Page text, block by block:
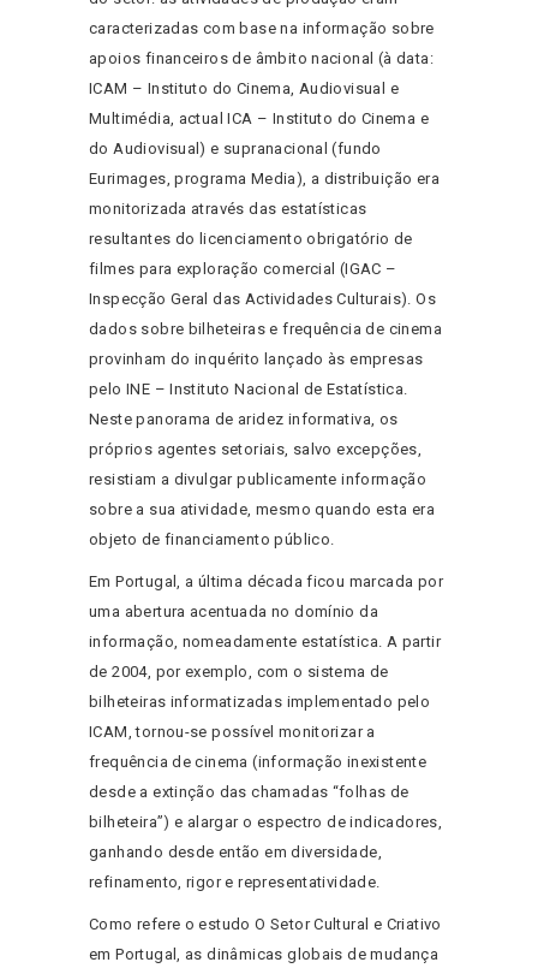
caracterizadas com base na informação sobre
apoios financeiros de âmbito nacional (à data:
ICAM – Instituto do Cinema, Audiovisual e
Multimédia, actual ICA – Instituto do Cinema e
do Audiovisual) e supranacional (fundo
Eurimages, programa Media), a distribuição era
monitorizada através das estatísticas
resultantes do licenciamento obrigatório de
filmes para exploração comercial (IGAC –
Inspecção Geral das Actividades Culturais). Os
dados sobre bilheteiras e frequência de cinema
provinham do inquérito lançado às empresas
pelo INE – Instituto Nacional de Estatística.
Neste panorama de aridez informativa, os
próprios agentes setoriais, salvo excepções,
resistiam a divulgar publicamente informação
sobre a sua atividade, mesmo quando esta era
objeto de financiamento público.
Em Portugal, a última década ficou marcada por
uma abertura acentuada no domínio da
informação, nomeadamente estatística. A partir
de 2004, por exemplo, com o sistema de
bilheteiras informatizadas implementado pelo
ICAM, tornou-se possível monitorizar a
frequência de cinema (informação inexistente
desde a extinção das chamadas “folhas de
bilheteira”) e alargar o espectro de indicadores,
ganhando desde então em diversidade,
refinamento, rigor e representatividade.
Como refere o estudo O Setor Cultural e Criativo
em Portugal, as dinâmicas globais de mudança